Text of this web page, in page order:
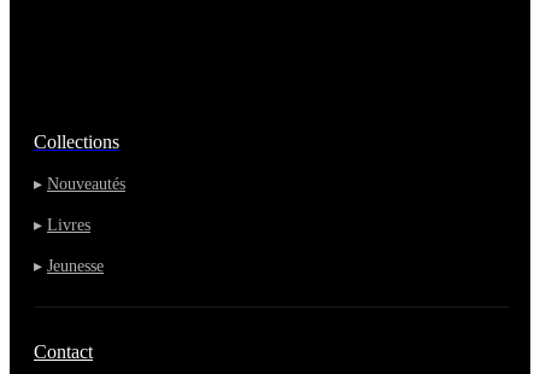
Collections
▸ Nouveautés
▸ Livres
▸ Jeunesse
Contact